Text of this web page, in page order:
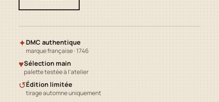
✦DMC authentique
marque française · 1746
♥Sélection main
palette testée à l'atelier
↺Édition limitée
tirage automne uniquement